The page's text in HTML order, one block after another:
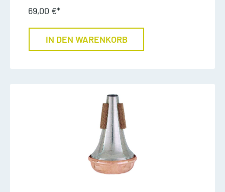
69,00 €*
IN DEN WARENKORB